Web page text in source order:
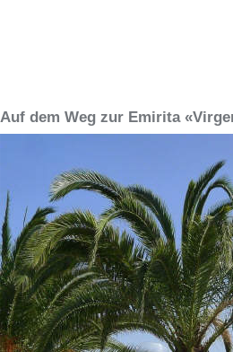
Auf dem Weg zur Emirita